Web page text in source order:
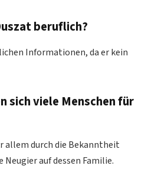
beruflich?
Informationen, da er kein
sich viele Menschen für
allem durch die Bekanntheit
auf dessen Familie.